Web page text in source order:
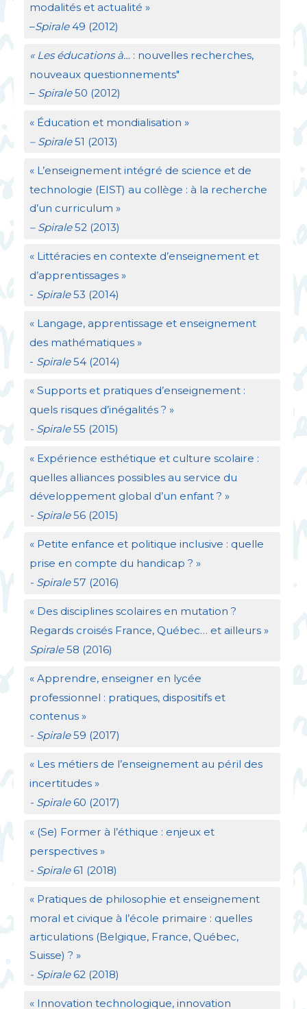
modalités et actualité »
–Spirale49 (2012)
« Les éducations à… : nouvelles recherches,
nouveaux questionnements"
– Spirale50 (2012)
« Éducation et mondialisation »
– Spirale51 (2013)
« L’enseignement intégré de science et de
technologie (EIST) au collège : à la recherche
d’un curriculum »
– Spirale52 (2013)
« Littéracies en contexte d’enseignement et
d’apprentissages »
- Spirale53 (2014)
« Langage, apprentissage et enseignement
des mathématiques »
- Spirale54 (2014)
« Supports et pratiques d’enseignement :
quels risques d’inégalités ? »
- Spirale55 (2015)
« Expérience esthétique et culture scolaire :
quelles alliances possibles au service du
développement global d’un enfant ? »
- Spirale56 (2015)
« Petite enfance et politique inclusive : quelle
prise en compte du handicap ? »
- Spirale57 (2016)
« Des disciplines scolaires en mutation ?
Regards croisés France, Québec… et ailleurs »
Spirale58 (2016)
« Apprendre, enseigner en lycée
professionnel : pratiques, dispositifs et
contenus »
- Spirale59 (2017)
« Les métiers de l’enseignement au péril des
incertitudes »
- Spirale60 (2017)
« (Se) Former à l’éthique : enjeux et
perspectives »
- Spirale61 (2018)
« Pratiques de philosophie et enseignement
moral et civique à l’école primaire : quelles
articulations (Belgique, France, Québec,
Suisse) ? »
- Spirale62 (2018)
« Innovation technologique, innovation